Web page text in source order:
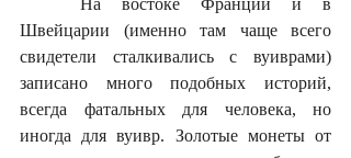
Швейцарии (именно там чаще всего
свидетели сталкивались с вуиврами)
записано много подобных историй,
всегда фатальных для человека, но
иногда для вуивр. Золотые монеты от